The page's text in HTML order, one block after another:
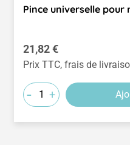
Pince universelle pour
Prix régulier :
21,82 €
Prix TTC, frais de
- +